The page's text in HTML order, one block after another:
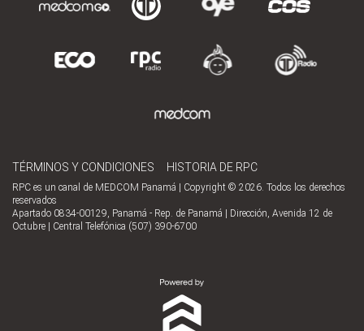
TÉRMINOS Y CONDICIONES HISTORIA DE RPC
RPC es un canal de MEDCOM Panamá | Copyright © 2026. Todos los derechos
reservados
Apartado 0834-00129, Panamá - Rep. de Panamá | Dirección, Avenida 12 de
Octubre | Central Telefónica (507) 390-6700